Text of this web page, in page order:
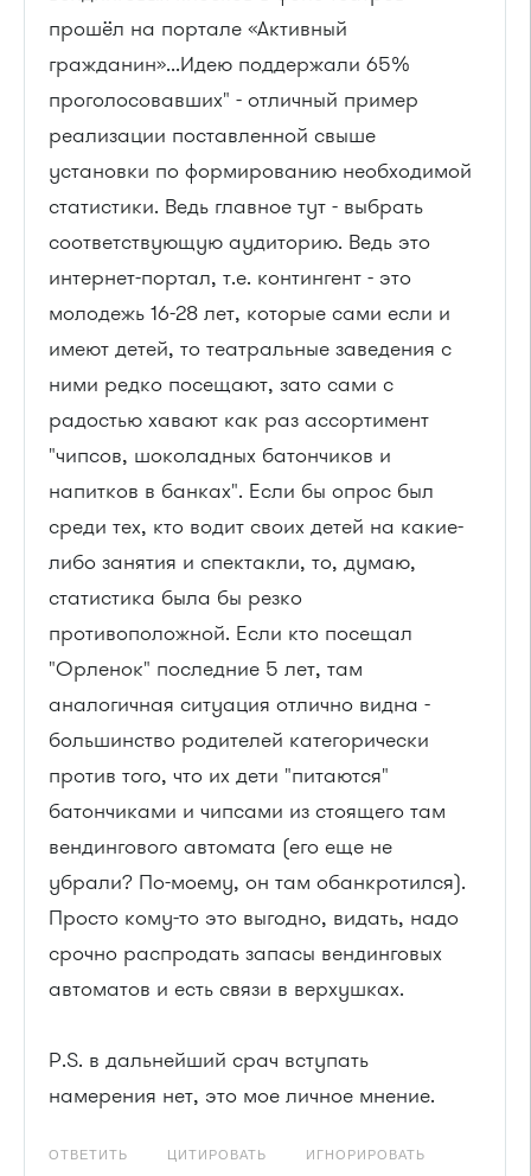
прошёл на портале «Активный
гражданин»...Идею поддержали 65%
проголосовавших" - отличный пример
реализации поставленной свыше
установки по формированию необходимой
статистики. Ведь главное тут - выбрать
соответствующую аудиторию. Ведь это
интернет-портал, т.е. контингент - это
молодежь 16-28 лет, которые сами если и
имеют детей, то театральные заведения с
ними редко посещают, зато сами с
радостью хавают как раз ассортимент
"чипсов, шоколадных батончиков и
напитков в банках". Если бы опрос был
среди тех, кто водит своих детей на какие-
либо занятия и спектакли, то, думаю,
статистика была бы резко
противоположной. Если кто посещал
"Орленок" последние 5 лет, там
аналогичная ситуация отлично видна -
большинство родителей категорически
против того, что их дети "питаются"
батончиками и чипсами из стоящего там
вендингового автомата (его еще не
убрали? По-моему, он там обанкротился).
Просто кому-то это выгодно, видать, надо
срочно распродать запасы вендинговых
автоматов и есть связи в верхушках.
P.S. в дальнейший срач вступать
намерения нет, это мое личное мнение.
ОТВЕТИТЬ ЦИТИРОВАТЬ ИГНОРИРОВАТЬ